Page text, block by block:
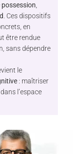
possession
. Ces dispositifs
en
être rendue
sans dépendre
le
: maîtriser
l’espace